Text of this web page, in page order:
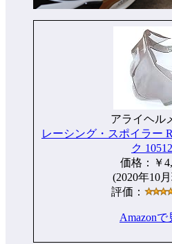
アライヘル
レーシング・スポイラー
ク
価格：￥
(2020年10
評価：
Amazonで